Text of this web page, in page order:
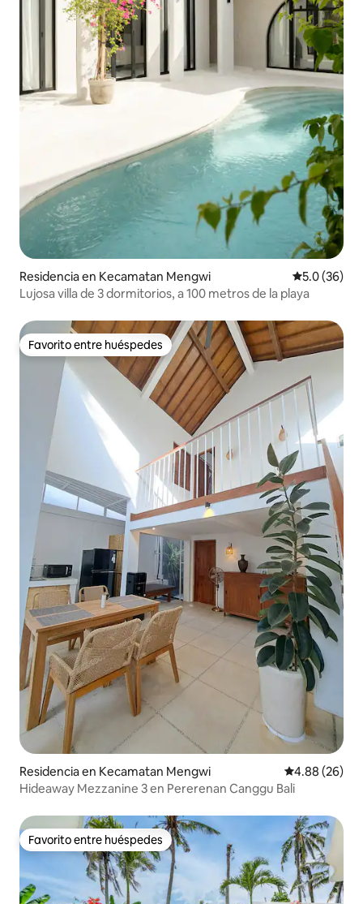
Residencia en Kecamatan Mengwi Calificación
5.0 (36)
Lujosa villa de 3 dormitorios, a 100 metros de la playa
Favorito entre huéspedes
Favorito entre huéspedes
Residencia en Kecamatan Mengwi Calificación
4.88 (26)
Hideaway Mezzanine 3 en Pererenan Canggu Bali
Favorito entre huéspedes
Favorito entre huéspedes